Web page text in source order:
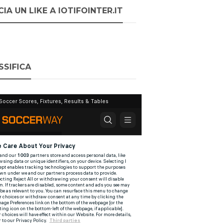
UN LIKE A IOTIFOINTER.IT